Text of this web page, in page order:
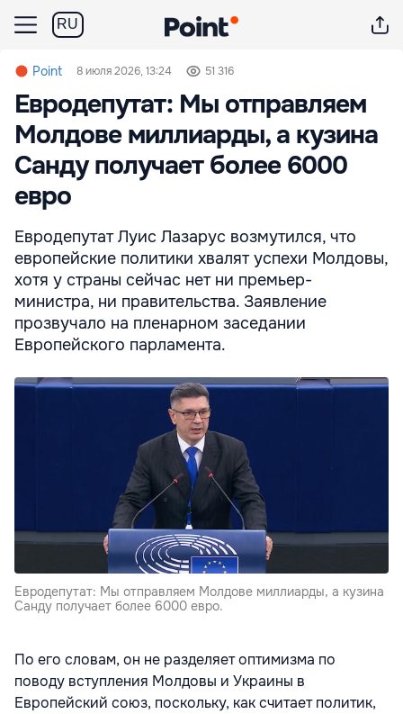
RU
Point 8 июля 2026, 13:24 51 316
Евродепутат: Мы отправляем
Молдове миллиарды, а кузина
Санду получает более 6000
евро
Евродепутат Луис Лазарус возмутился, что
европейские политики хвалят успехи Молдовы,
хотя у страны сейчас нет ни премьер-
министра, ни правительства. Заявление
прозвучало на пленарном заседании
Европейского парламента.
Евродепутат: Мы отправляем Молдове миллиарды, а кузина
Санду получает более 6000 евро.
По его словам, он не разделяет оптимизма по
поводу вступления Молдовы и Украины в
Европейский союз, поскольку, как считает политик,